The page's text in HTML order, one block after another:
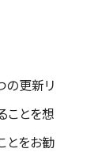
の更新リ
ことを想
とをお勧